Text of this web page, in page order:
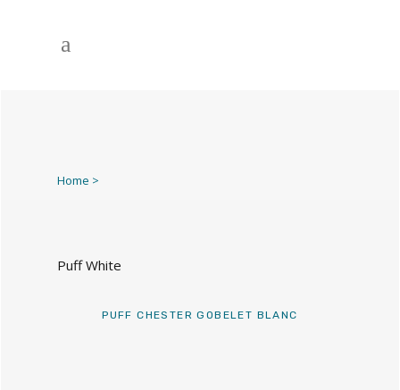
Home >
Puff White
PUFF CHESTER GOBELET BLANC